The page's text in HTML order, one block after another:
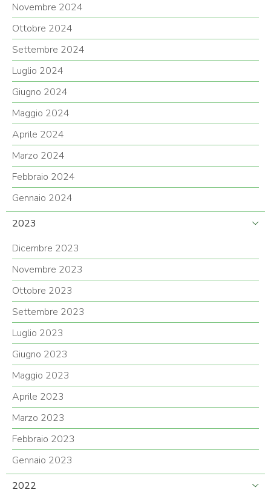
Novembre 2024
Ottobre 2024
Settembre 2024
Luglio 2024
Giugno 2024
Maggio 2024
Aprile 2024
Marzo 2024
Febbraio 2024
Gennaio 2024
2023
Dicembre 2023
Novembre 2023
Ottobre 2023
Settembre 2023
Luglio 2023
Giugno 2023
Maggio 2023
Aprile 2023
Marzo 2023
Febbraio 2023
Gennaio 2023
2022